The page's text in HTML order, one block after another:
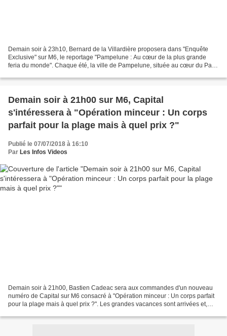
Demain soir à 23h10, Bernard de la Villardière proposera dans "Enquête
Exclusive" sur M6, le reportage "Pampelune : Au cœur de la plus grande
feria du monde". Chaque été, la ville de Pampelune, située au cœur du Pays
Demain soir à 21h00 sur M6, Capital
s'intéressera à "Opération minceur : Un corps
parfait pour la plage mais à quel prix ?"
Publié le 07/07/2018 à 16:10
Par Les Infos Videos
Demain soir à 21h00, Bastien Cadeac sera aux commandes d'un nouveau
numéro de Capital sur M6 consacré à "Opération minceur : Un corps parfait
pour la plage mais à quel prix ?". Les grandes vacances sont arrivées et,